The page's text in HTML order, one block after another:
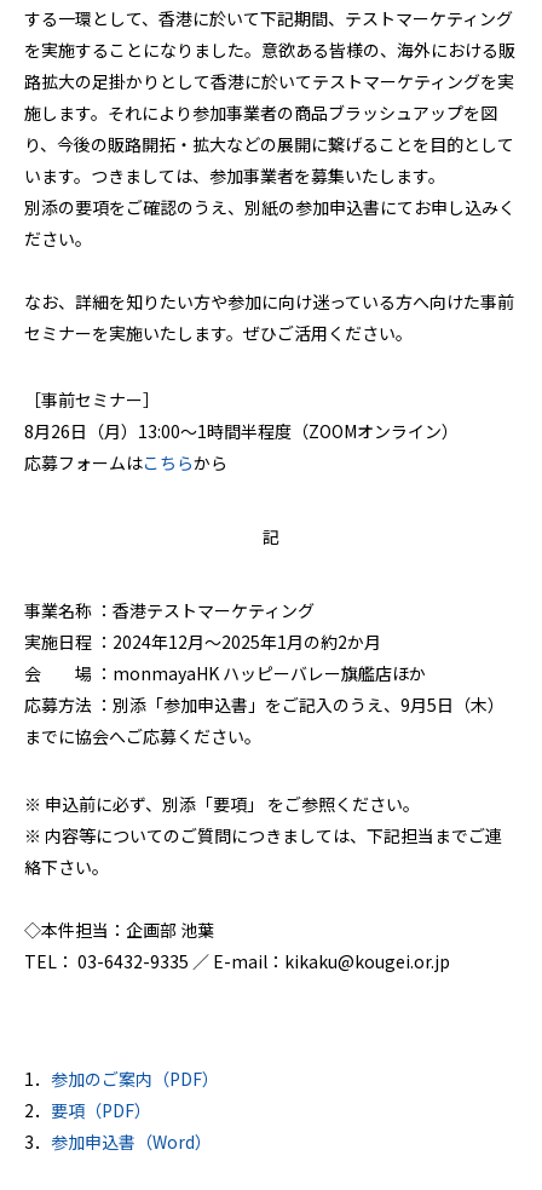
する一環として、香港に於いて下記期間、テストマーケティング
を実施することになりました。意欲ある皆様の、海外における販
路拡大の足掛かりとして香港に於いてテストマーケティングを実
施します。それにより参加事業者の商品ブラッシュアップを図
り、今後の販路開拓・拡大などの展開に繋げることを目的として
います。つきましては、参加事業者を募集いたします。
別添の要項をご確認のうえ、別紙の参加申込書にてお申し込みく
ださい。
なお、詳細を知りたい方や参加に向け迷っている方へ向けた事前
セミナーを実施いたします。ぜひご活用ください。
［事前セミナー］
8月26日（月）13:00～1時間半程度（ZOOMオンライン）
応募フォームはこちらから
記
事業名称 ：香港テストマーケティング
実施日程 ：2024年12月～2025年1月の約2か月
会 場 ：monmayaHK ハッピーバレー旗艦店ほか
応募方法 ：別添「参加申込書」をご記入のうえ、9月5日（木）
までに協会へご応募ください。
※ 申込前に必ず、別添「要項」 をご参照ください。
※ 内容等についてのご質問につきましては、下記担当までご連
絡下さい。
◇本件担当：企画部 池葉
TEL： 03-6432-9335 ／ E-mail：kikaku@kougei.or.jp
1． 参加のご案内（PDF）
2． 要項（PDF）
3． 参加申込書（Word）